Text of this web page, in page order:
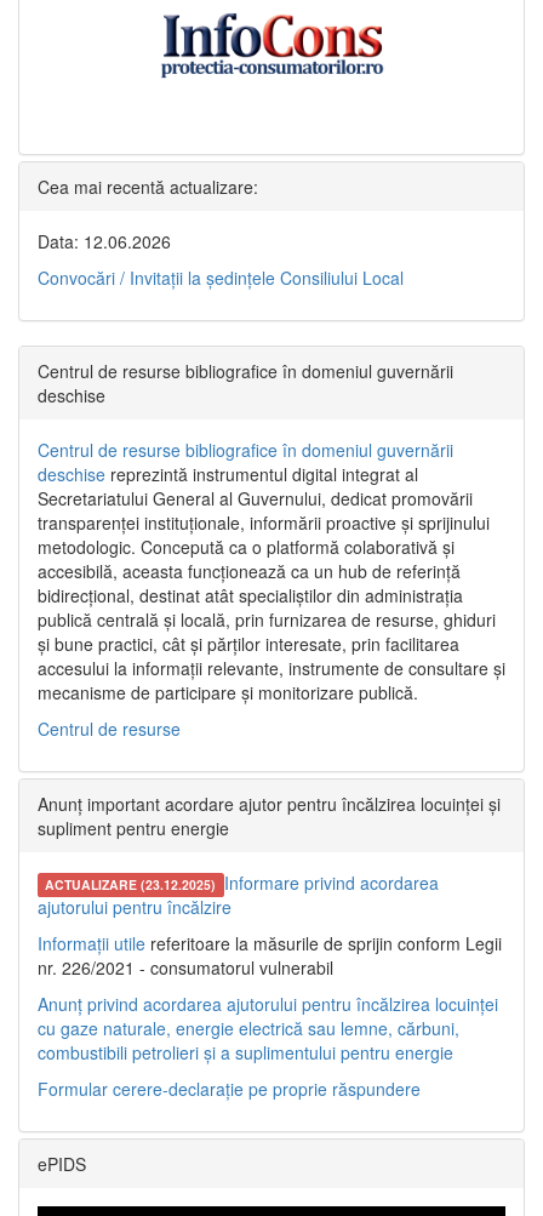
Cea mai recentă actualizare:
Data: 12.06.2026
Convocări / Invitaţii la şedinţele Consiliului Local
Centrul de resurse bibliografice în domeniul guvernării
deschise
Centrul de resurse bibliografice în domeniul guvernării
deschise reprezintă instrumentul digital integrat al
Secretariatului General al Guvernului, dedicat promovării
transparenței instituționale, informării proactive și sprijinului
metodologic. Concepută ca o platformă colaborativă și
accesibilă, aceasta funcționează ca un hub de referință
bidirecțional, destinat atât specialiștilor din administrația
publică centrală și locală, prin furnizarea de resurse, ghiduri
și bune practici, cât și părților interesate, prin facilitarea
accesului la informații relevante, instrumente de consultare și
mecanisme de participare și monitorizare publică.
Centrul de resurse
Anunț important acordare ajutor pentru încălzirea locuinței și
supliment pentru energie
ACTUALIZARE (23.12.2025) Informare privind acordarea
ajutorului pentru încălzire
Informații utile referitoare la măsurile de sprijin conform Legii
nr. 226/2021 - consumatorul vulnerabil
Anunț privind acordarea ajutorului pentru încălzirea locuinței
cu gaze naturale, energie electrică sau lemne, cărbuni,
combustibili petrolieri și a suplimentului pentru energie
Formular cerere-declarație pe proprie răspundere
ePIDS